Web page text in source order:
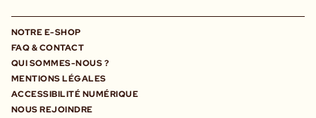
NOTRE E-SHOP
FAQ & CONTACT
QUI SOMMES-NOUS ?
MENTIONS LÉGALES
ACCESSIBILITÉ NUMÉRIQUE
NOUS REJOINDRE